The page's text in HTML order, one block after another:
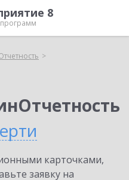
8
карточками,
заявку на